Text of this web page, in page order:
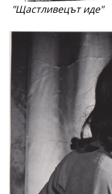
"Щастливецът иде"